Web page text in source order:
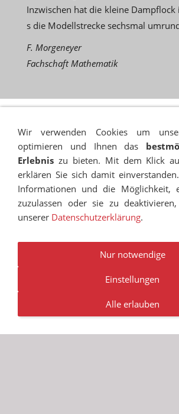
Inzwischen hat die kleine
s die Modellstrecke sechsmal
F. Morgeneyer
Fachschaft Mathematik
COOKIES
TRANSPARENZ
NEWSLETTER
© RUDOLF-HILDEBRAND-SCHULE
2026
Wir verwenden Cookies um
optimieren und Ihnen das
Erlebnis zu bieten. Mit dem Klick
erklären Sie sich damit
Informationen und die Möglichkeit,
zuzulassen oder sie zu
unserer Datenschutzerklärung.
Nur notwendige
Einstellungen
Alle erlauben